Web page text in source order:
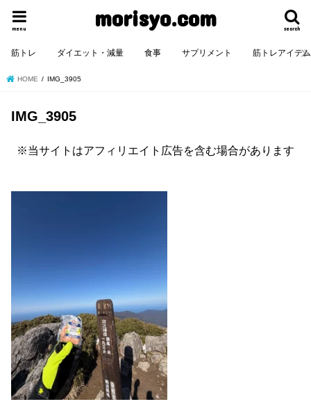
morisyo.com search
menu
筋トレ ダイエット・減量 食事 サプリメント 筋トレアイテム
HOME IMG_3905
IMG_3905
※当サイトはアフィリエイト広告を含む場合があります